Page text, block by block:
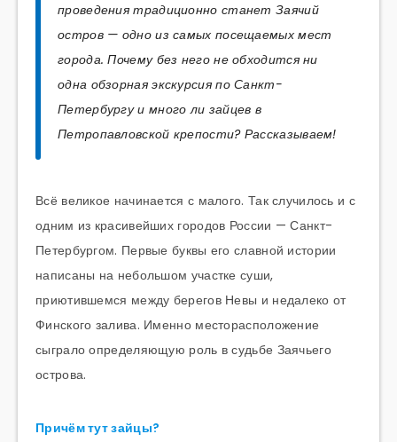
проведения традиционно станет Заячий
остров — одно из самых посещаемых мест
города. Почему без него не обходится ни
одна обзорная экскурсия по Санкт-
Петербургу и много ли зайцев в
Петропавловской крепости? Рассказываем!
Всё великое начинается с малого. Так случилось и с
одним из красивейших городов России — Санкт-
Петербургом. Первые буквы его славной истории
написаны на небольшом участке суши,
приютившемся между берегов Невы и недалеко от
Финского залива. Именно месторасположение
сыграло определяющую роль в судьбе Заячьего
острова.
Причём тут зайцы?